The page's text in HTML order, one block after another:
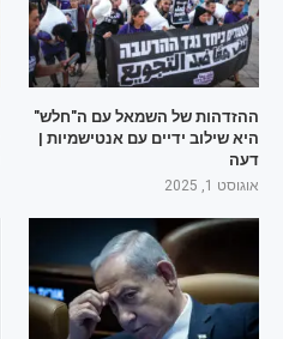
ההזדהות של השמאל עם ה"חלש"
היא שילוב ידיים עם אנטישמיות |
דעה
אוגוסט 1, 2025